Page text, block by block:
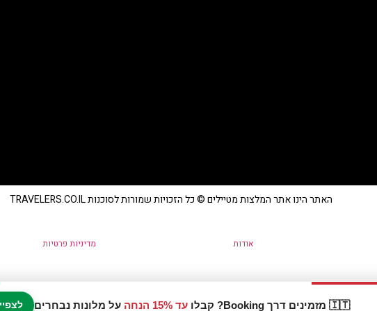
🇮🇹 מזמינים דרך Booking? קבלו עד 15% הנחה על מלונות נבחרים
האתר הינו אתר המלצות מטיילים © כל הזכויות שמורות לסוכנות TRAVELERS.CO.IL
אודות מדיניות פרטיות